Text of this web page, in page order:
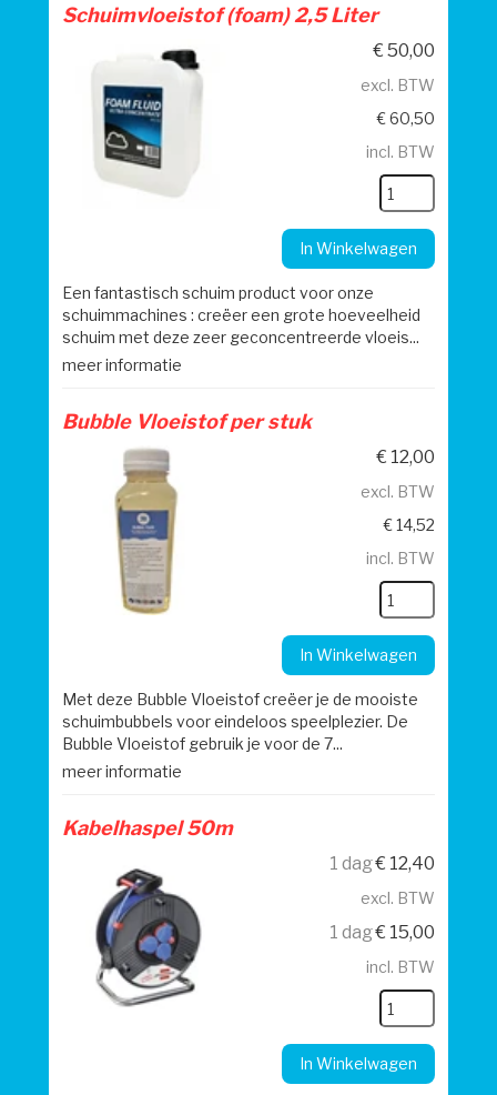
Schuimvloeistof (foam) 2,5 Liter
€ 50,00
excl. BTW
€ 60,50
incl. BTW
In Winkelwagen
Een fantastisch schuim product voor onze
schuimmachines : creëer een grote hoeveelheid
schuim met deze zeer geconcentreerde vloeis...
meer informatie
Bubble Vloeistof per stuk
€ 12,00
excl. BTW
€ 14,52
incl. BTW
In Winkelwagen
Met deze Bubble Vloeistof creëer je de mooiste
schuimbubbels voor eindeloos speelplezier. De
Bubble Vloeistof gebruik je voor de 7...
meer informatie
Kabelhaspel 50m
1 dag€ 12,40
excl. BTW
1 dag€ 15,00
incl. BTW
In Winkelwagen